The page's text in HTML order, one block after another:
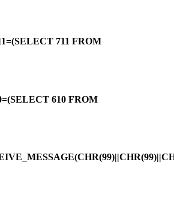
711 FROM
610 FROM